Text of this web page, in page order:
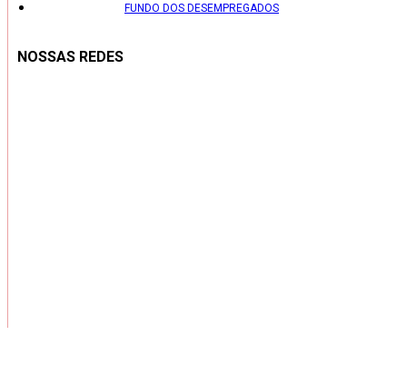
FUNDO DOS DESEMPREGADOS
NOSSAS REDES